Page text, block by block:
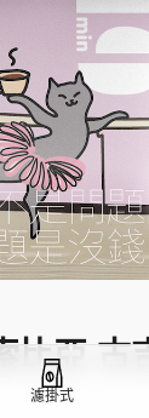
比亞 古
濾掛式